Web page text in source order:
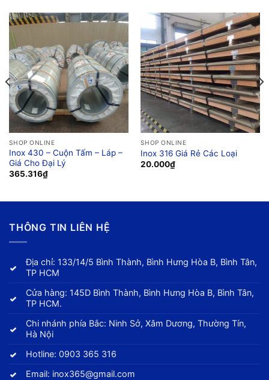
SHOP ONLINE
Inox 430 – Cuộn Tấm – Láp –
Giá Cho Đại Lý
365.316₫
SHOP ONLINE
Inox 316 Giá Rẻ Các Loại
20.000₫
THÔNG TIN LIÊN HỆ
Địa chỉ: 133/14/5 Bình Thành, Bình Hưng Hòa B, Bình Tân,
TP HCM
Cửa hàng: 145D Bình Thành, Bình Hưng Hòa B, Bình Tân,
TP HCM.
Chi nhánh phía Bắc: Ninh Sở, Xâm Dương, Thường Tín,
Hà Nội
Hotline:0903 365 316
Email: inox365@gmail.com